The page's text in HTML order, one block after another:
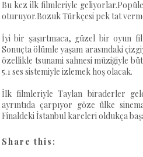
Bu kez ilk filmleriyle
oturuyor.Bozuk Türkçesi pek tat
İyi bir şaşırtmaca, güzel bir oyun
Sonuçta ölümle yaşam arasındaki
özellikle tsunami sahnesi müziğiyle
5.1 ses sistemiyle izlemek hoş olacak.
İlk filmleriyle Taylan biraderler
ayrıntıda çarpıyor göze ülke
Finaldeki İstanbul kareleri oldukça
Share this: